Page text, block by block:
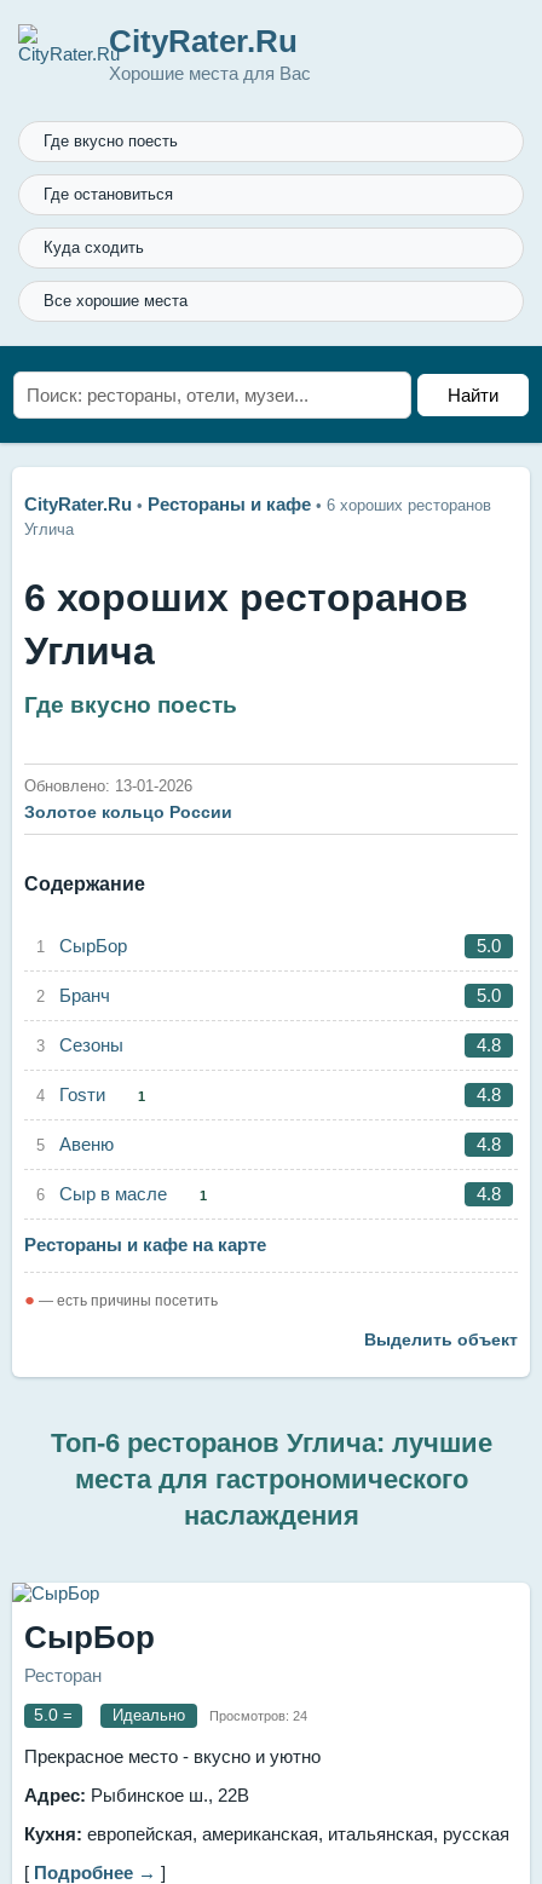
CityRater.Ru
Хорошие места для Вас
Где вкусно поесть
Где остановиться
Куда сходить
Все хорошие места
CityRater.Ru • Рестораны и кафе • 6 хороших ресторанов
Углича
6 хороших ресторанов
Углича
Где вкусно поесть
Обновлено: 13-01-2026
Золотое кольцо России
Содержание
СырБор 5.0
Бранч 5.0
Сезоны 4.8
Гоsти 1 4.8
Авеню 4.8
Сыр в масле 1 4.8
Рестораны и кафе на карте
● — есть причины посетить
Выделить объект
Топ-6 ресторанов Углича: лучшие
места для гастрономического
наслаждения
СырБор
Ресторан
5.0 = Идеально Просмотров: 24
Прекрасное место - вкусно и уютно
Адрес: Рыбинское ш., 22В
Кухня: европейская, американская, итальянская, русская
[ Подробнее → ]